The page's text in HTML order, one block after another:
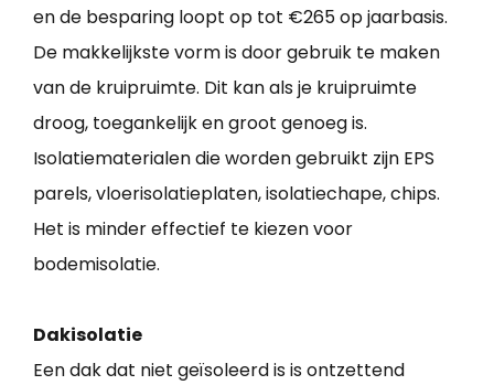
en de besparing loopt op tot €265 op jaarbasis.
De makkelijkste vorm is door gebruik te maken
van de kruipruimte. Dit kan als je kruipruimte
droog, toegankelijk en groot genoeg is.
Isolatiematerialen die worden gebruikt zijn EPS
parels, vloerisolatieplaten, isolatiechape, chips.
Het is minder effectief te kiezen voor
bodemisolatie.
Dakisolatie
Een dak dat niet geïsoleerd is is ontzettend